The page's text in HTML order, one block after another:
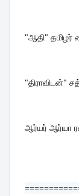
"ஆதி" தமிழர்
"திராவிடன்"
ஆர்யர் ஆர்யா